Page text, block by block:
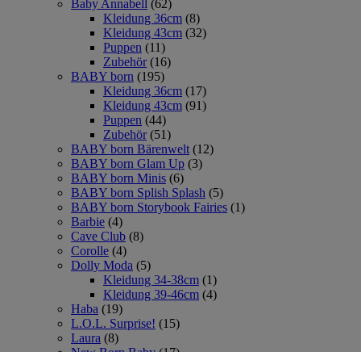
Baby Annabell (62)
Kleidung 36cm (8)
Kleidung 43cm (32)
Puppen (11)
Zubehör (16)
BABY born (195)
Kleidung 36cm (17)
Kleidung 43cm (91)
Puppen (44)
Zubehör (51)
BABY born Bärenwelt (12)
BABY born Glam Up (3)
BABY born Minis (6)
BABY born Splish Splash (5)
BABY born Storybook Fairies (1)
Barbie (4)
Cave Club (8)
Corolle (4)
Dolly Moda (5)
Kleidung 34-38cm (1)
Kleidung 39-46cm (4)
Haba (19)
L.O.L. Surprise! (15)
Laura (8)